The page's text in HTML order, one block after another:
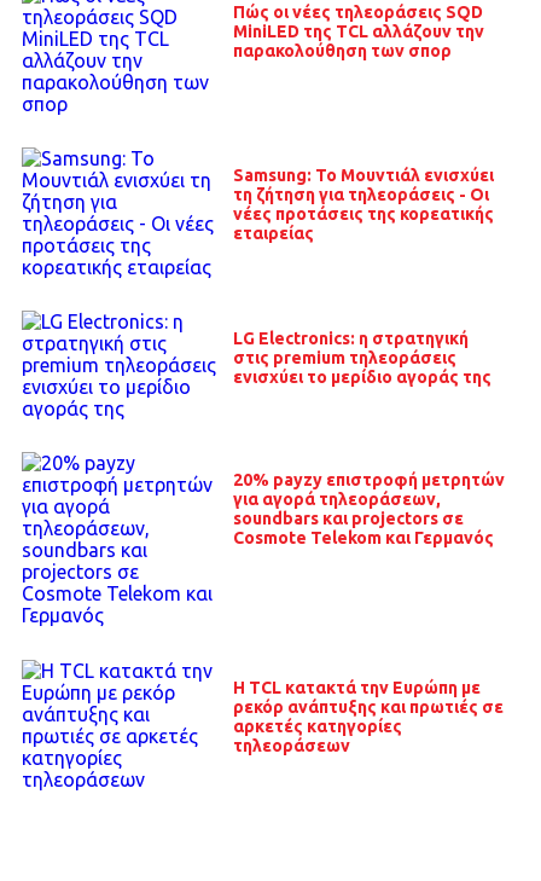
Πώς οι νέες τηλεοράσεις SQD
MiniLED της TCL αλλάζουν την
παρακολούθηση των σπορ
Samsung: Το Μουντιάλ ενισχύει
τη ζήτηση για τηλεοράσεις - Οι
νέες προτάσεις της κορεατικής
εταιρείας
LG Electronics: η στρατηγική
στις premium τηλεοράσεις
ενισχύει το μερίδιο αγοράς της
20% payzy επιστροφή μετρητών
για αγορά τηλεοράσεων,
soundbars και projectors σε
Cosmote Telekom και Γερμανός
Η TCL κατακτά την Ευρώπη με
ρεκόρ ανάπτυξης και πρωτιές σε
αρκετές κατηγορίες
τηλεοράσεων